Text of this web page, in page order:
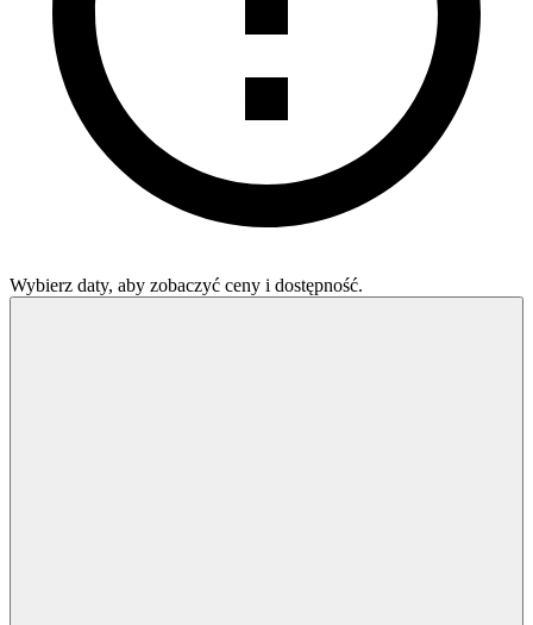
Wybierz daty, aby zobaczyć ceny i dostępność.